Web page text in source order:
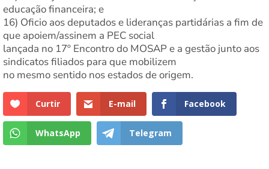
educação financeira; e
16) Oficio aos deputados e lideranças partidárias a fim de
que apoiem/assinem a PEC social
lançada no 17º Encontro do MOSAP e a gestão junto aos
sindicatos filiados para que mobilizem
no mesmo sentido nos estados de origem.
Curtir E-mail Facebook
WhatsApp Telegram